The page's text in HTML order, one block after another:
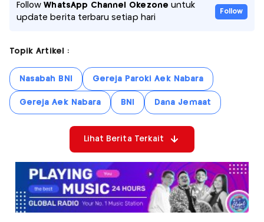
FollowWhatsApp Channel Okezone untuk
update berita terbaru setiap hari
Follow
Topik Artikel :
Nasabah BNI Gereja Paroki Aek Nabara
Gereja Aek Nabara BNI Dana Jemaat
Lihat Berita Terkait